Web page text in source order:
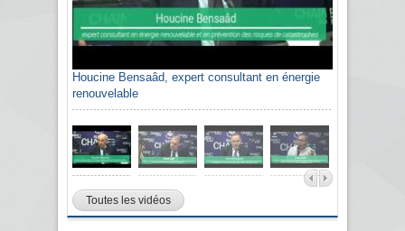
Houcine Bensaâd, expert consultant en énergie
renouvelable
Toutes les vidéos